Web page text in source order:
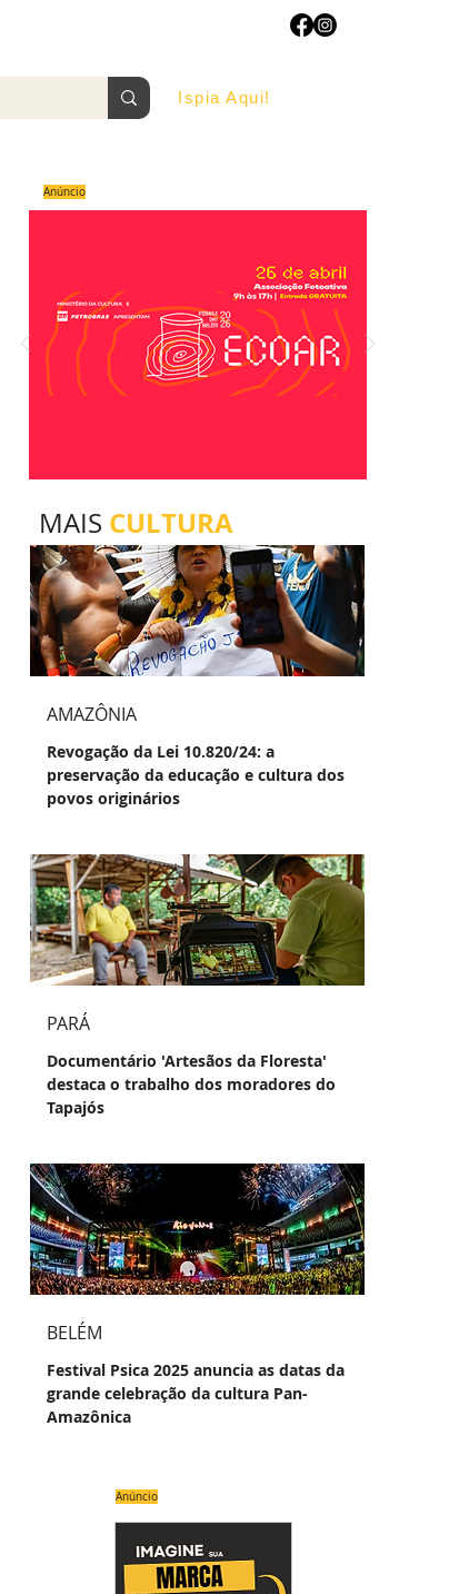
Ispia Aqui!
Anúncio
MAIS CULTURA
AMAZÔNIA
Revogação da Lei 10.820/24: a
preservação da educação e cultura dos
povos originários
PARÁ
Documentário 'Artesãos da Floresta'
destaca o trabalho dos moradores do
Tapajós
BELÉM
Festival Psica 2025 anuncia as datas da
grande celebração da cultura Pan-
Amazônica
Anúncio